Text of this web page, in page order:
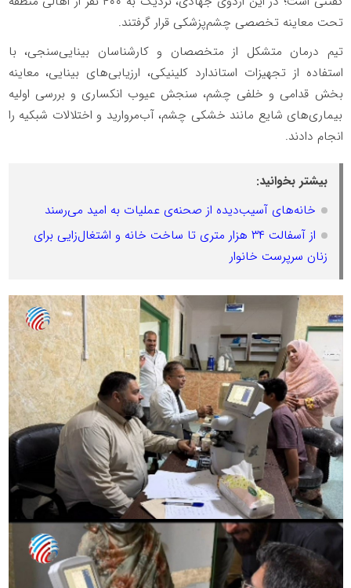
تحت معاینه تخصصی چشم‌پزشکی قرار گرفتند.
تیم درمان متشکل از متخصصان و کارشناسان بینایی‌سنجی، با
استفاده از تجهیزات استاندارد کلینیکی، ارزیابی‌های بینایی، معاینه
بخش قدامی و خلفی چشم، سنجش عیوب انکساری و بررسی اولیه
بیماری‌های شایع مانند خشکی چشم، آب‌مروارید و اختلالات شبکیه را
انجام دادند.
بیشتر بخوانید:
خانه‌های آسیب‌دیده از صحنه‌ی عملیات به امید می‌رسند
از آسفالت ۳۴ هزار متری تا ساخت خانه و اشتغال‌زایی برای
زنان سرپرست خانوار